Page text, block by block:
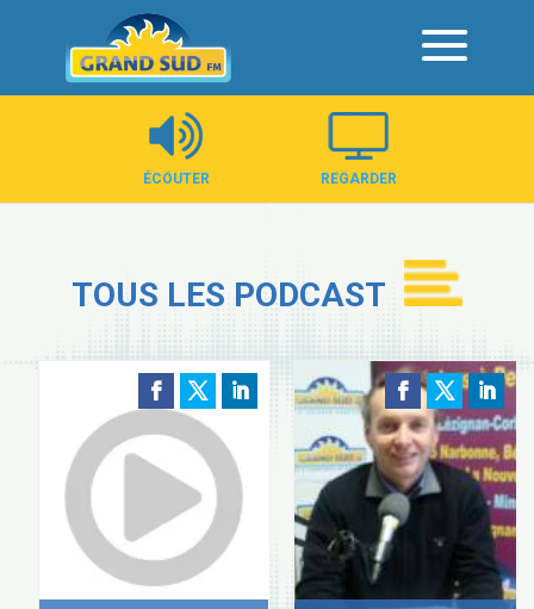
Panneau de gestion des cookies
ÉCOUTER REGARDER
TOUS LES PODCAST